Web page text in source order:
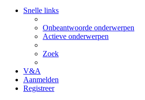
Snelle links
Onbeantwoorde onderwerpen
Actieve onderwerpen
Zoek
V&A
Aanmelden
Registreer